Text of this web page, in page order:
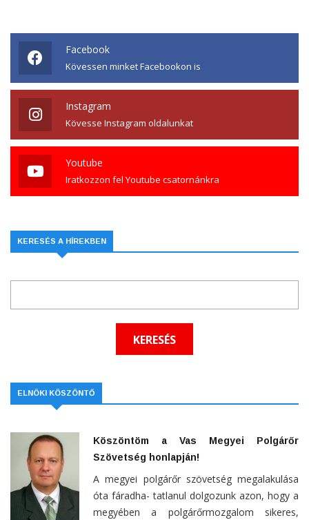
Facebook
Kövessen minket Facebookon is
Instagram
Kövesse Instagram oldalunkat
Youtube
Iratkozzon fel Youtube csatornánkra
KERESÉS A HÍREKBEN
ELNÖKI KÖSZÖNTŐ
Köszöntöm a Vas Megyei Polgárőr
Szövetség honlapján!
A megyei polgárőr szövetség megalakulása
óta fáradha- tatlanul dolgozunk azon, hogy a
megyében a polgárőrmozgalom sikeres,